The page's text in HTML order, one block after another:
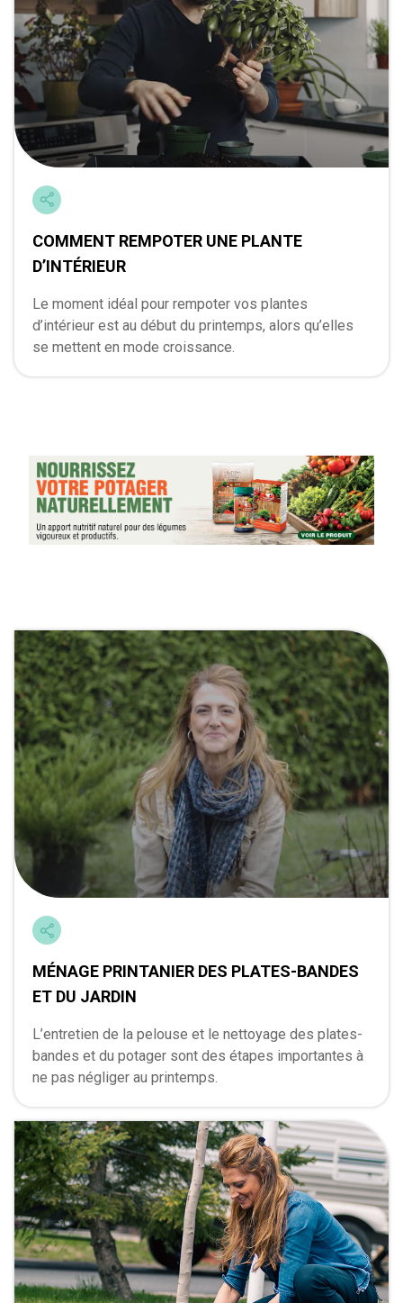
COMMENT REMPOTER UNE PLANTE
D’INTÉRIEUR
Le moment idéal pour rempoter vos plantes
d’intérieur est au début du printemps, alors qu’elles
se mettent en mode croissance.
MÉNAGE PRINTANIER DES PLATES-BANDES
ET DU JARDIN
L’entretien de la pelouse et le nettoyage des plates-
bandes et du potager sont des étapes importantes à
ne pas négliger au printemps.